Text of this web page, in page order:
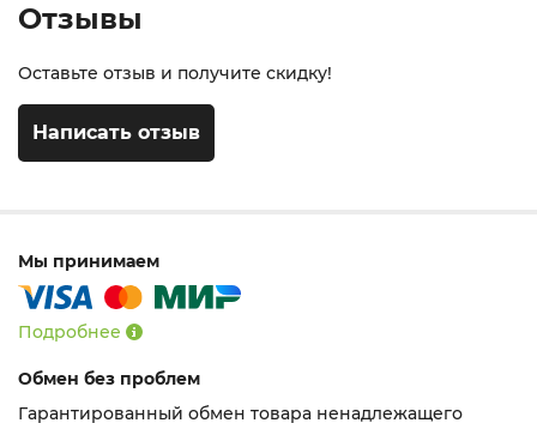
Отзывы
Оставьте отзыв и получите скидку!
Написать отзыв
Мы принимаем
Подробнее
Обмен без проблем
Гарантированный обмен товара ненадлежащего